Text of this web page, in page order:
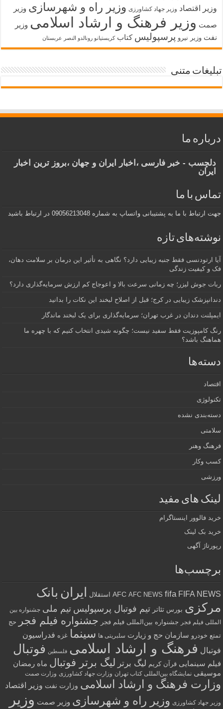
وزیر اقتصاد وزیر جهاد کشاورزی وزیر راه و شهرسازی وزیر
صمت وزیر فرهنگ و ارشاد اسلامی وزیر
نفت وزیر نیرو پرسپولیس کتاب کریستیانو رونالدو النصر عربستان
تبلیغات متنی
درباره ما
دلچسب - خبر فارسی ،اخبار ایران و جهان ،بروز ترین اخبار
ایران
تماس با ما
جهت ارتباط با ما به پشتیبانی واتساپ به شماره 09056213048 در ارتباط باشید
نوشته‌های تازه
آیا ارتودنسی فقط جنبه زیبایی دارد؟ نگاهی به تأثیر این درمان بر سلامت دهان،
فک و کیفیت زندگی
ربات جوش لیزر؛ چه زمانی سرعت بالا و اعوجاج کم ارزش سرمایه‌گذاری دارد؟
دندانپزشک زیبایی در کرج؛ قبل از اصلاح لبخند این نکات را بدانید
ایمپلنت دندان در غرب تهران؛ سرمایه‌گذاری برای یک لبخند ماندگار
رنگ کامپوزیت فقط سفید نیست؛ چگونه شیدی انتخاب کنیم که با چهره ما
هماهنگ باشد؟
دسته‌ها
اقتصاد
تکنولوژی
دسته‌بندی نشده
سلامتی
فرهنگ وهنر
کسب وکار
ورزشی
لینک های مفید
خرید فالوور اینستاگرام
خرید بک لینک
رپورتاژ آگهی
برچسب‌ها
AFC AFC NEWS fifa FIFA NEWS استقلال ایران بانک
مرکزی بورس تئاتر تیم فوتبال پرسپولیس تیم ملی جشنواره بین
المللی فیلم فجر جشنواره بین‌المللی فیلم فجر جشنواره فیلم فجر
حج
تمتع خودرو سازمان حج و زیارت سلبریتی ها سینما غزه فدراسیون
فوتبال فرهنگ و ارشاد اسلامی فلسطین فوتبال
فیلم سینمایی قرآن کریم لیگ برتر لیگ برتر فوتبال ماه رمضان
موسیقی نمایشگاه بین‌المللی کتاب تهران وزارت جهاد کشاورزی وزارت صمت
وزارت فرهنگ و ارشاد اسلامی وزارت نفت وزیر اقتصاد
وزیر جهاد کشاورزی وزیر راه و شهرسازی وزیر صمت وزیر